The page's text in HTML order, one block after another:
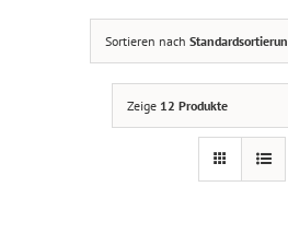
Sortieren nach
Zeige 12 Produkte